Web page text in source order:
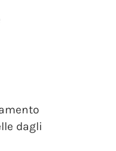
dagli